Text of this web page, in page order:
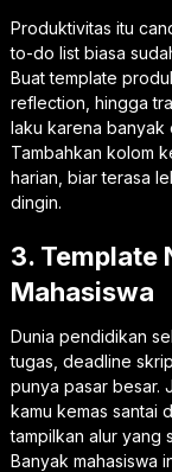
Produktivitas itu
to-do list biasa
Buat template
reflection, hingga
laku karena banyak
Tambahkan kolom
harian, biar terasa
dingin.
3. Template
Mahasiswa
Dunia pendidikan
tugas, deadline
punya pasar besar.
kamu kemas santai
tampilkan alur yang
Banyak mahasiswa